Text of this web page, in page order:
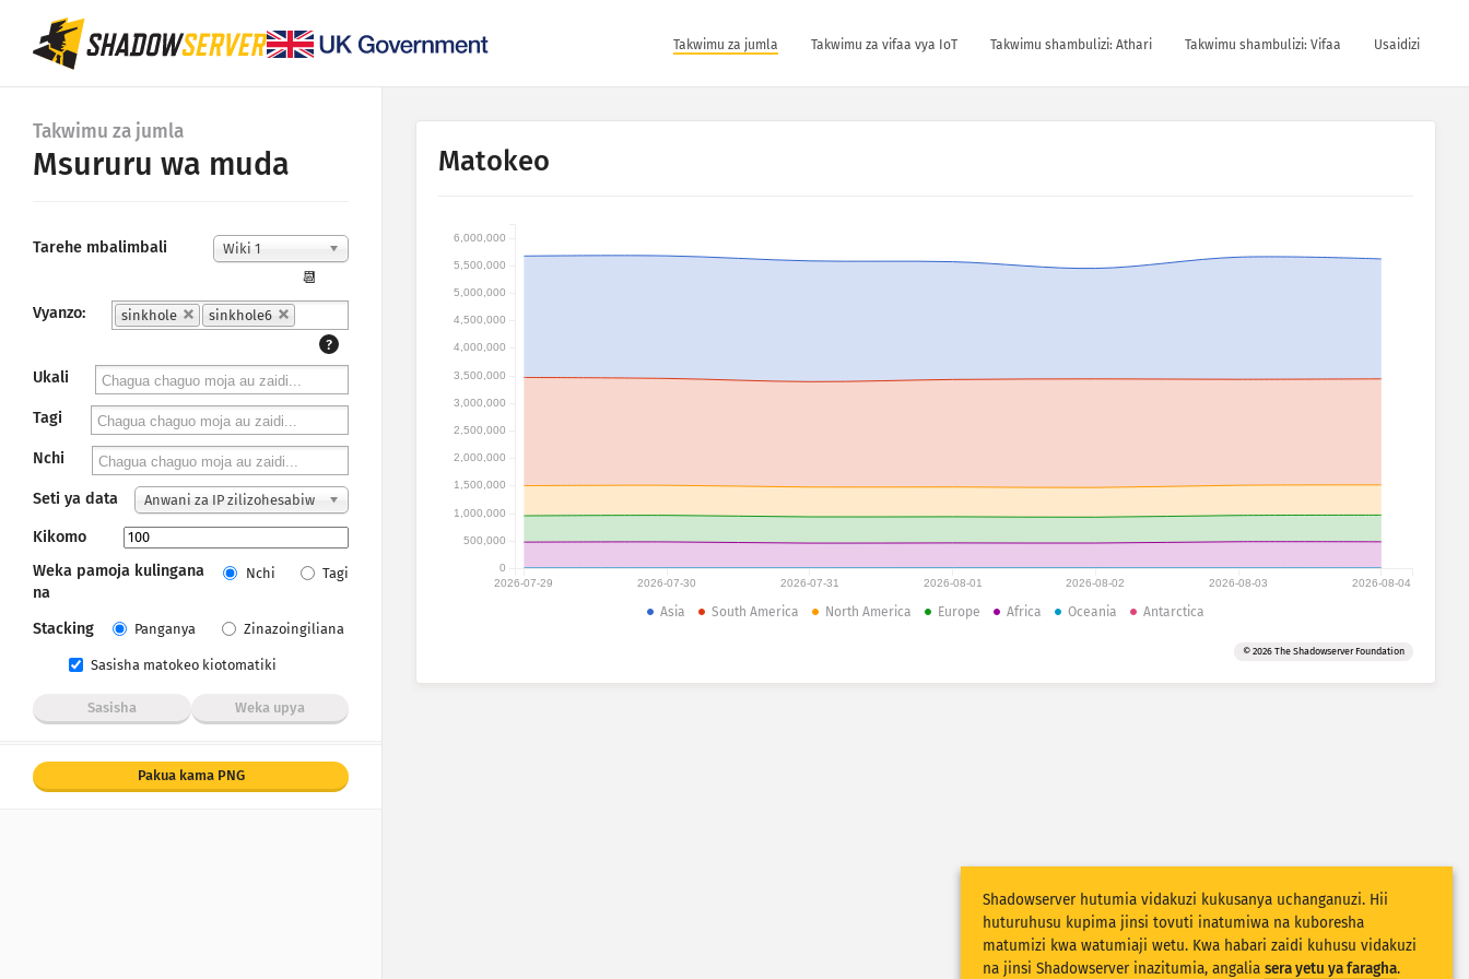
Takwimu za jumla Takwimu za vifaa vya IoT Takwimu shambulizi: Athari Takwimu shambulizi: Vifaa Usaidizi
Takwimu za jumla
Msururu wa muda
Tarehe mbalimbali Wiki 1
📆
Vyanzo:
sinkhole
sinkhole6
?
Ukali
Tagi
Nchi
Seti ya data
Anwani za IP zilizohesabiw
a
Kikomo
Weka pamoja kulingana
na
Nchi Tagi
Stacking Panganya Zinazoingiliana
Sasisha matokeo kiotomatiki
Sasisha Weka upya
Pakua kama PNG
Matokeo
2026-07-29 2026-07-30 2026-07-31 2026-08-01 2026-08-02 2026-08-03 2026-08-04
0
500,000
1,000,000
1,500,000
2,000,000
2,500,000
3,000,000
3,500,000
4,000,000
4,500,000
5,000,000
5,500,000
6,000,000
Asia South America North America Europe Africa Oceania Antarctica
© 2026 The Shadowserver Foundation
Shadowserver hutumia vidakuzi kukusanya uchanganuzi. Hii
huturuhusu kupima jinsi tovuti inatumiwa na kuboresha
matumizi kwa watumiaji wetu. Kwa habari zaidi kuhusu vidakuzi
na jinsi Shadowserver inazitumia, angalia sera yetu ya faragha.